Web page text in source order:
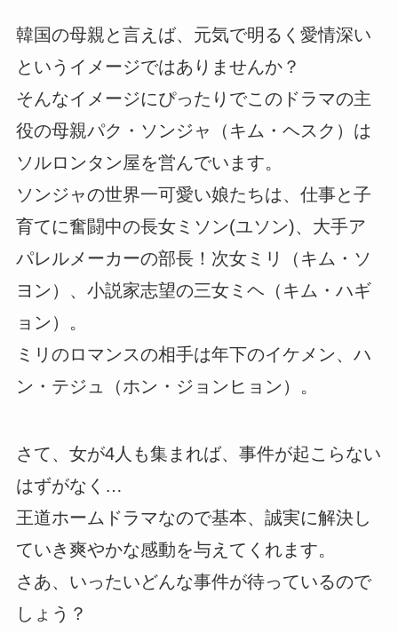
韓国の母親と言えば、元気で明るく愛情深い
というイメージではありませんか？
そんなイメージにぴったりでこのドラマの主
役の母親パク・ソンジャ（キム・ヘスク）は
ソルロンタン屋を営んでいます。
ソンジャの世界一可愛い娘たちは、仕事と子
育てに奮闘中の長女ミソン(ユソン)、大手ア
パレルメーカーの部長！次女ミリ（キム・ソ
ヨン）、小説家志望の三女ミヘ（キム・ハギ
ョン）。
ミリのロマンスの相手は年下のイケメン、ハ
ン・テジュ（ホン・ジョンヒョン）。
さて、女が4人も集まれば、事件が起こらない
はずがなく…
王道ホームドラマなので基本、誠実に解決し
ていき爽やかな感動を与えてくれます。
さあ、いったいどんな事件が待っているので
しょう？